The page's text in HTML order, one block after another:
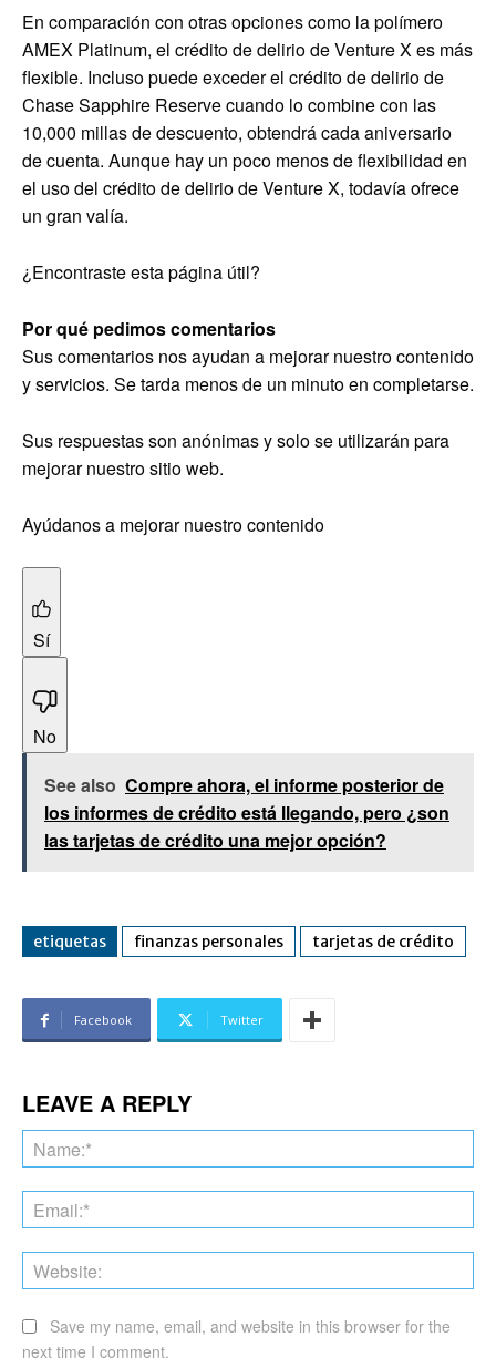
En comparación con otras opciones como la polímero
AMEX Platinum, el crédito de delirio de Venture X es más
flexible. Incluso puede exceder el crédito de delirio de
Chase Sapphire Reserve cuando lo combine con las
10,000 millas de descuento, obtendrá cada aniversario
de cuenta. Aunque hay un poco menos de flexibilidad en
el uso del crédito de delirio de Venture X, todavía ofrece
un gran valía.
¿Encontraste esta página útil?
Por qué pedimos comentarios
Sus comentarios nos ayudan a mejorar nuestro contenido
y servicios. Se tarda menos de un minuto en completarse.
Sus respuestas son anónimas y solo se utilizarán para
mejorar nuestro sitio web.
Ayúdanos a mejorar nuestro contenido
Sí
No
See also Compre ahora, el informe posterior de
los informes de crédito está llegando, pero ¿son
las tarjetas de crédito una mejor opción?
etiquetas finanzas personales tarjetas de crédito
Facebook Twitter
LEAVE A REPLY
Save my name, email, and website in this browser for the
next time I comment.